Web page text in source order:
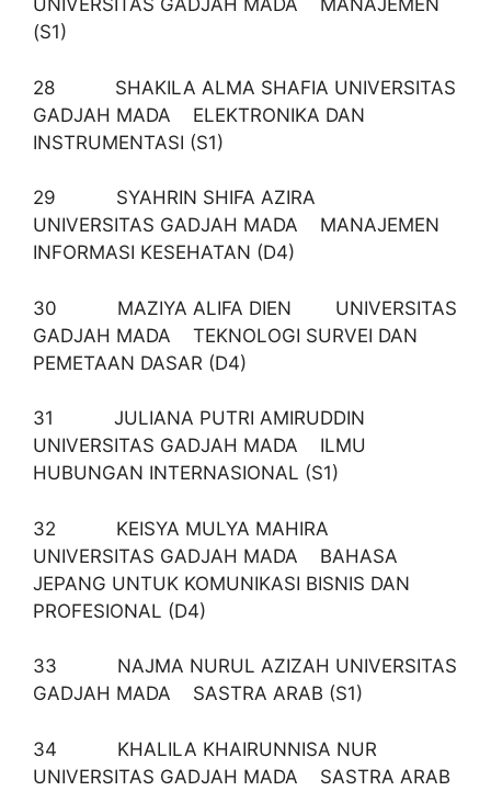
UNIVERSITAS GADJAH MADA MANAJEMEN
(S1)
28 SHAKILA ALMA SHAFIA UNIVERSITAS
GADJAH MADA ELEKTRONIKA DAN
INSTRUMENTASI (S1)
29 SYAHRIN SHIFA AZIRA
UNIVERSITAS GADJAH MADA MANAJEMEN
INFORMASI KESEHATAN (D4)
30 MAZIYA ALIFA DIEN UNIVERSITAS
GADJAH MADA TEKNOLOGI SURVEI DAN
PEMETAAN DASAR (D4)
31 JULIANA PUTRI AMIRUDDIN
UNIVERSITAS GADJAH MADA ILMU
HUBUNGAN INTERNASIONAL (S1)
32 KEISYA MULYA MAHIRA
UNIVERSITAS GADJAH MADA BAHASA
JEPANG UNTUK KOMUNIKASI BISNIS DAN
PROFESIONAL (D4)
33 NAJMA NURUL AZIZAH UNIVERSITAS
GADJAH MADA SASTRA ARAB (S1)
34 KHALILA KHAIRUNNISA NUR
UNIVERSITAS GADJAH MADA SASTRA ARAB